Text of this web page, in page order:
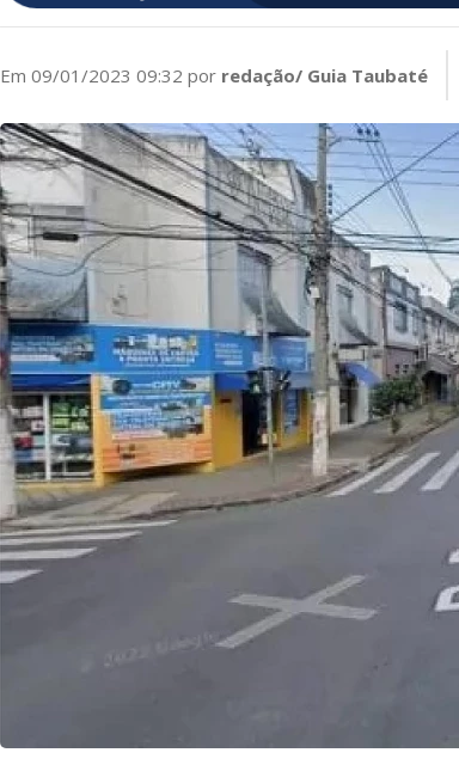
Em 09/01/2023 09:32 por redação/ Guia Taubaté